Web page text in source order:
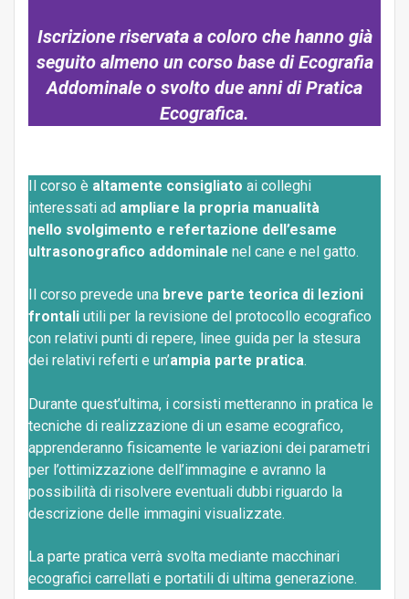
Iscrizione riservata a coloro che hanno già
seguito almeno un corso base di Ecografia
Addominale o svolto due anni di Pratica
Ecografica.
Il corso è altamente consigliato ai colleghi
interessati ad ampliare la propria manualità
nello svolgimento e refertazione dell’esame
ultrasonografico addominale nel cane e nel gatto.
Il corso prevede una breve parte teorica di lezioni
frontali utili per la revisione del protocollo ecografico
con relativi punti di repere, linee guida per la stesura
dei relativi referti e un’ampia parte pratica.
Durante quest’ultima, i corsisti metteranno in pratica le
tecniche di realizzazione di un esame ecografico,
apprenderanno fisicamente le variazioni dei parametri
per l’ottimizzazione dell’immagine e avranno la
possibilità di risolvere eventuali dubbi riguardo la
descrizione delle immagini visualizzate.
La parte pratica verrà svolta mediante macchinari
ecografici carrellati e portatili di ultima generazione.